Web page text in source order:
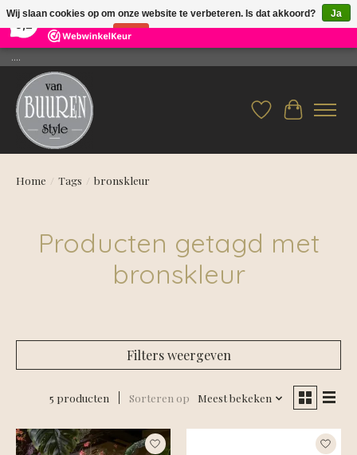
26 Reviews ×
....
Verlanglijst
Home / Tags / bronskleur
Producten getagd met
bronskleur
Filters weergeven
5 producten Sorteren op Meest bekeken
Wij slaan cookies op om onze website te verbeteren. Is dat akkoord?
Ja
Nee